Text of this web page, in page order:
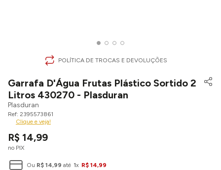
POLÍTICA DE TROCAS E DEVOLUÇÕES
Garrafa D'Água Frutas Plástico Sortido 2
Litros 430270 - Plasduran
Plasduran
2395573861
Clique e veja!
R$ 14,99
no PIX
Ou R$ 14,99 até 1x R$ 14,99